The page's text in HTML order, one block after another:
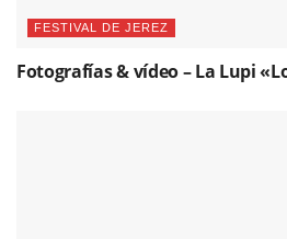
FESTIVAL DE JEREZ
Fotografías & vídeo – La Lupi